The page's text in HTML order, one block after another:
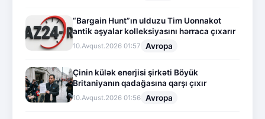
“Bargain Hunt”ın ulduzu Tim Uonnakot
antik əşyalar kolleksiyasını hərraca çıxarır
10.Avqust.2026 01:57 Avropa
Çinin külək enerjisi şirkəti Böyük
Britaniyanın qadağasına qarşı çıxır
10.Avqust.2026 01:56 Avropa